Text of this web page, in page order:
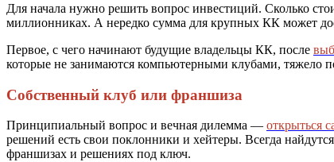
Для начала нужно решить вопрос инвестиций. Сколько
миллионниках. А нередко сумма для крупных КК может
Первое, с чего начинают будущие владельцы КК, после
которые не занимаются компьютерными клубами, тяжело
Собственный клуб или франшиза
Принципиальный вопрос и вечная дилемма — открыться
решений есть свои поклонники и хейтеры. Всегда
франшизах и решениях под ключ.